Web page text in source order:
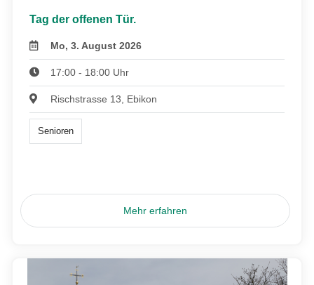
Tag der offenen Tür.
Mo, 3. August 2026
17:00 - 18:00 Uhr
Rischstrasse 13, Ebikon
Senioren
Mehr erfahren